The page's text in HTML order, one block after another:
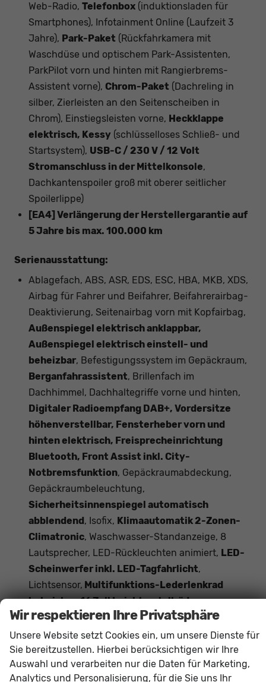
Web-Radio, Telefonbox (induktionsladen für
Smartphones), Infotainment Online (Laufzeit 3
Jahre), Park-Paket (Rückfahrkamera mit
Waschdüse und optischem Park-Assistenten,
ParkPilot vorn und hinten mit Rangierbrems-
Assistent vorne), Chrom-Paket (Dachreling in
silber, Zierleisten an den Seitenscheiben in
Chrom), Einstiegsleisten vorne, Heckklappe
elektrisch, Kessy (schlüsselloses Schließ- und
Startsystem), USB-C / 230 V / 12 Volt
Stromanschluss in der Mittelkonsole,
Dachkantenspoiler groß mit oberer seitlicher
Spoilerlippe)
[EA4] Verlängerung der Herstellergarantie auf
5 Jahre bis max. 100.000 km
Serienausstattung:
Ablagefach, ABS, ASR, EDS, ESC, HBA, MKB, XDS,
Airbag für Fahrer und Beifahrer, Beifahrerairbag-
Deaktivierung, Seitenairbag vorn mit Kopfairbag,
Außenspiegel elektrisch anklappbar,
Außenspiegel elektrisch einstell- und
beheizbar, Befestigungssystem im Gepäckraum,
Berganfahrassistent, Brillenfach im
Dachhimmel, Dachhaltegriffe vorne und hinten,
Digitaler Radioempfang DAB+, Vordersitze
höhenverstellbar, Fensterheber vorn und
hinten elektrisch, Freisprecheinrichtung
Bluetooth, Front Assist inkl. City-
Notbremsfunktion, Gepäckraumabdeckung,
Gepäckraumbeleuchtung,
Sicherheitsinnenspiegel automatisch
abblendend , Isofix, Klimaautomatik 2-Zonen-
Climatronic, Waschwasser-Standanzeige, 8
Lautsprecher, LED-Rückleuchten animiert, LED-
Scheinwerfer inkl. LED-Tagfahrlicht,
Lichtsensor, Multifunktions-Lederlenkrad
beheizbar, 16 Zoll Leichtmetallräder,
Mittelarmlehne vorn und hinten,
Getränkehalter,Müdigkeitserkennung,
Aufmerksamkeits-Assistent,Nebelscheinwerfer
Tire-Mobility-Set, Parkbremse elektronisch,
Wir respektieren Ihre Privatsphäre
Unsere Website setzt Cookies ein, um unsere Dienste für
Sie bereitzustellen. Hierbei berücksichtigen wir Ihre
Auswahl und verarbeiten nur die Daten für Marketing,
Analytics und Personalisierung, für die Sie uns Ihr